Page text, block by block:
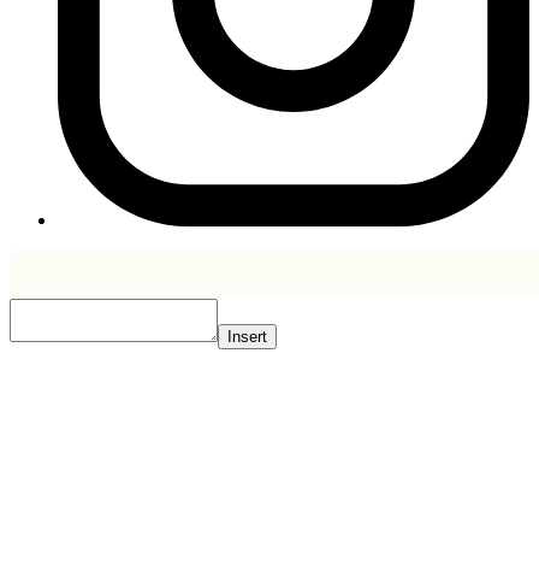
Insert